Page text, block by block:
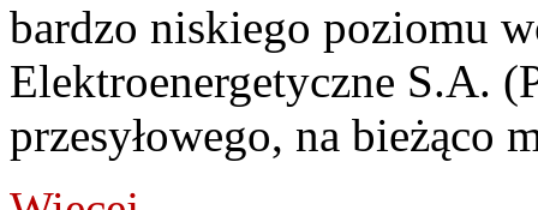
bardzo niskiego poziomu
Elektroenergetyczne S.A.
przesyłowego, na bieżąco